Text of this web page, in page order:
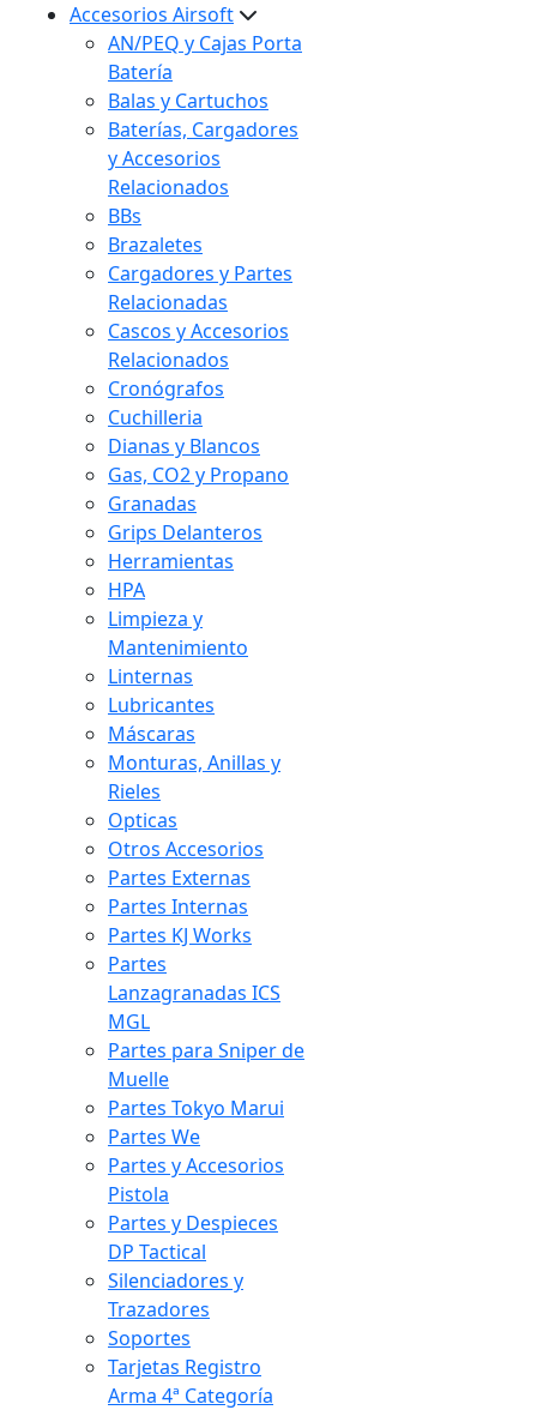
Accesorios Airsoft
AN/PEQ y Cajas Porta
Batería
Balas y Cartuchos
Baterías, Cargadores
y Accesorios
Relacionados
BBs
Brazaletes
Cargadores y Partes
Relacionadas
Cascos y Accesorios
Relacionados
Cronógrafos
Cuchilleria
Dianas y Blancos
Gas, CO2 y Propano
Granadas
Grips Delanteros
Herramientas
HPA
Limpieza y
Mantenimiento
Linternas
Lubricantes
Máscaras
Monturas, Anillas y
Rieles
Opticas
Otros Accesorios
Partes Externas
Partes Internas
Partes KJ Works
Partes
Lanzagranadas ICS
MGL
Partes para Sniper de
Muelle
Partes Tokyo Marui
Partes We
Partes y Accesorios
Pistola
Partes y Despieces
DP Tactical
Silenciadores y
Trazadores
Soportes
Tarjetas Registro
Arma 4ª Categoría